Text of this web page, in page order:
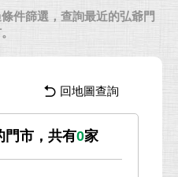
件篩選，查詢最近的弘爺門
回地圖查詢
門市，共有0家